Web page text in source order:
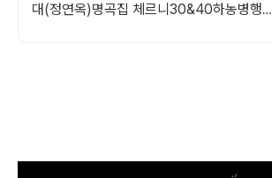
대(정연옥)명곡집 체르니30&40하농병행악